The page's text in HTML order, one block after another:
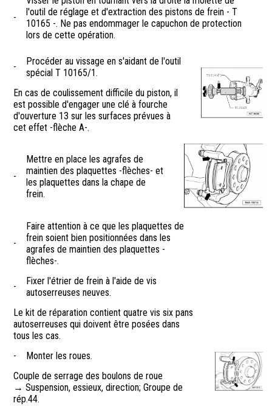
-
l'outil de réglage et d'extraction des pistons de frein - T
10165 -. Ne pas endommager le capuchon de protection
lors de cette opération.
-
Procéder au vissage en s'aidant de l'outil
spécial T 10165/1.
En cas de coulissement difficile du piston, il
est possible d'engager une clé à fourche
d'ouverture 13 sur les surfaces prévues à
cet effet -flèche A-.
-
Mettre en place les agrafes de
maintien des plaquettes -flèches- et
les plaquettes dans la chape de
frein.
-
Faire attention à ce que les plaquettes de
frein soient bien positionnées dans les
agrafes de maintien des plaquettes -
flèches-.
-
Fixer l'étrier de frein à l'aide de vis
autoserreuses neuves.
Le kit de réparation contient quatre vis six pans
autoserreuses qui doivent être posées dans
tous les cas.
-
Monter les roues.
Couple de serrage des boulons de roue
→ Suspension, essieux, direction; Groupe de
rép.44.